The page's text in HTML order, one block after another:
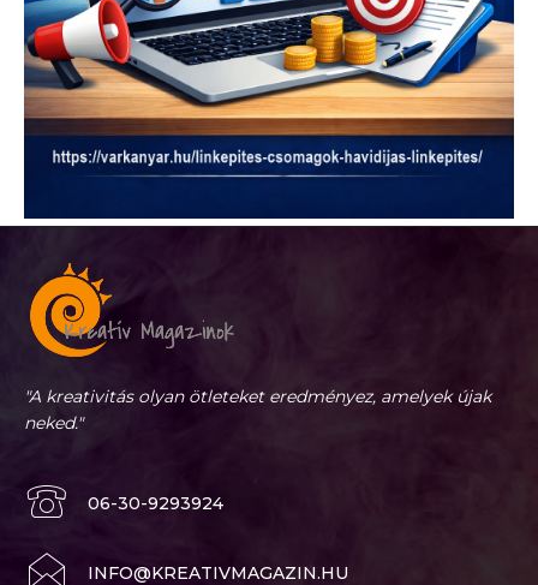
"A kreativitás olyan ötleteket eredményez, amelyek újak
neked."
06-30-9293924
INFO@KREATIVMAGAZIN.HU